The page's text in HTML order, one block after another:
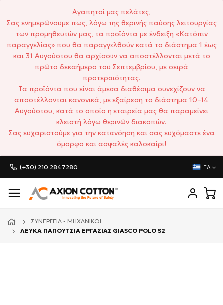
Αγαπητοί μας πελάτες,
Σας ενημερώνουμε πως, λόγω της θερινής παύσης λειτουργίας
των προμηθευτών μας, τα προϊόντα με ένδειξη «Κατόπιν
παραγγελίας» που θα παραγγελθούν κατά το διάστημα 1 έως
και 31 Αυγούστου θα αρχίσουν να αποστέλλονται μετά το
πρώτο δεκαήμερο του Σεπτεμβρίου, με σειρά
προτεραιότητας.
Τα προϊόντα που είναι άμεσα διαθέσιμα συνεχίζουν να
αποστέλλονται κανονικά, με εξαίρεση το διάστημα 10–14
Αυγούστου, κατά το οποίο η εταιρεία μας θα παραμείνει
κλειστή λόγω θερινών διακοπών.
Σας ευχαριστούμε για την κατανόηση και σας ευχόμαστε ένα
όμορφο και ασφαλές καλοκαίρι!
(+30) 210 2847280 ΕΛ
ΣΥΝΕΡΓΕΊΑ - ΜΗΧΑΝΙΚΟΊ
ΛΕΥΚΑ ΠΑΠΟΥΤΣΙΑ ΕΡΓΑΣΙΑΣ GIASCO POLO S2